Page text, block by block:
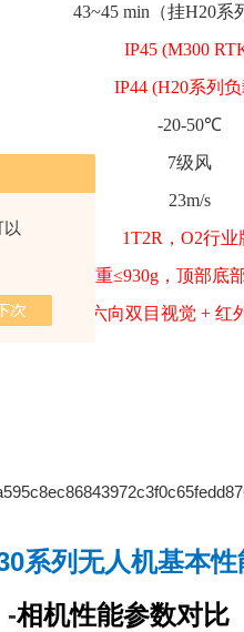
43~45 min（挂H20系
IP45 (M300
IP44 (H20系列
-20-50℃
7级风
23m/s
1T2R，O2行业
负重≤930g，顶部底
六向双目视觉 + 红
系列无人机基本
-相机性能参数对比